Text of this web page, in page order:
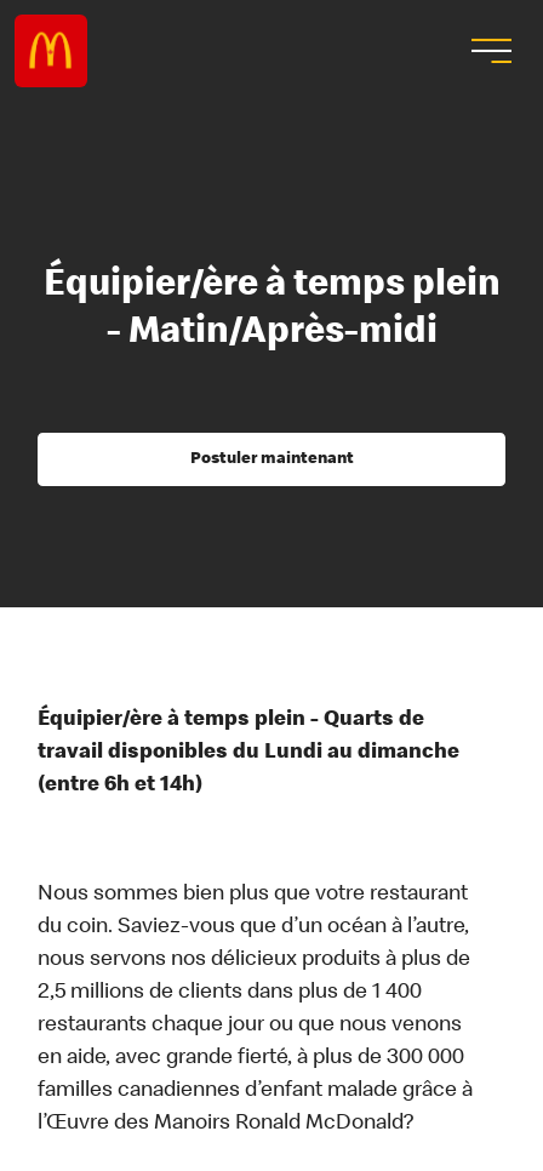
Équipier/ère à temps plein
- Matin/Après-midi
Postuler maintenant
Équipier/ère à temps plein - Quarts de
travail disponibles du Lundi au dimanche
(entre 6h et 14h)
Nous sommes bien plus que votre restaurant
du coin. Saviez-vous que d’un océan à l’autre,
nous servons nos délicieux produits à plus de
2,5 millions de clients dans plus de 1 400
restaurants chaque jour ou que nous venons
en aide, avec grande fierté, à plus de 300 000
familles canadiennes d’enfant malade grâce à
l’Œuvre des Manoirs Ronald McDonald?